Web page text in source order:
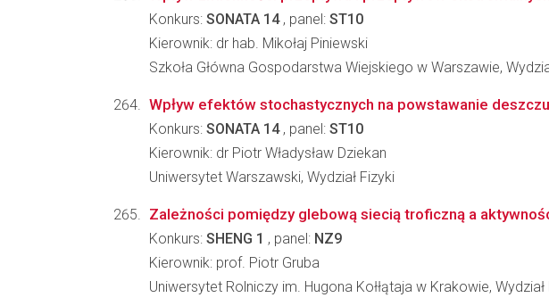
Konkurs: SONATA 14, panel: ST10
Kierownik: dr hab. Mikołaj Piniewski
Szkoła Główna Gospodarstwa Wiejskiego w Warszawie,
Wpływ efektów stochastycznych na powstawanie deszczu
Konkurs: SONATA 14, panel: ST10
Kierownik: dr Piotr Władysław Dziekan
Uniwersytet Warszawski, Wydział Fizyki
Zależności pomiędzy glebową siecią troficzną a
Konkurs: SHENG 1 , panel: NZ9
Kierownik: prof. Piotr Gruba
Uniwersytet Rolniczy im. Hugona Kołłątaja w Krakowie, Wydział